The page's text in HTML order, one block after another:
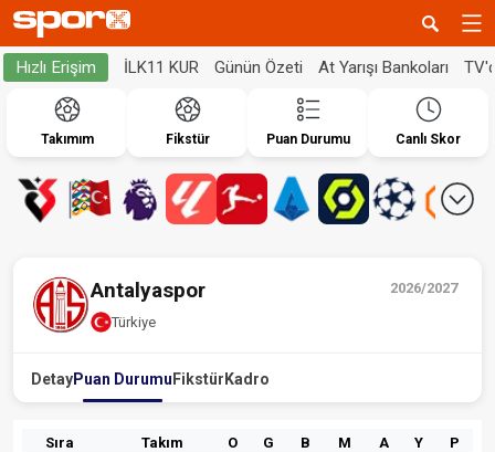
Hızlı Erişim İLK11 KUR Günün Özeti At Yarışı Bankoları
Takımım Fikstür Puan Durumu Canlı Skor
2026/2027
Antalyaspor
Türkiye
DetayPuan Durumu Fikstür Kadro
Sıra Takım O G B M A Y P